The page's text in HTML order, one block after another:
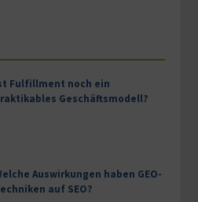
Fulfillment noch ein
Geschäftsmodell?
Auswirkungen haben GEO-
auf SEO?